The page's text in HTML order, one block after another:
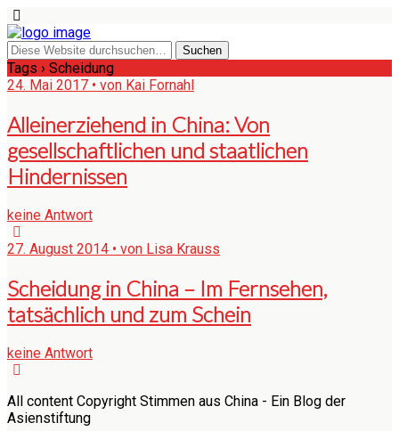
Tags › Scheidung
24. Mai 2017 • von Kai Fornahl
Alleinerziehend in China: Von
gesellschaftlichen und staatlichen
Hindernissen
keine Antwort
27. August 2014 • von Lisa Krauss
Scheidung in China – Im Fernsehen,
tatsächlich und zum Schein
keine Antwort
All content Copyright Stimmen aus China - Ein Blog der
Asienstiftung